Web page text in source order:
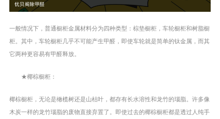
一般情况下，普通橱柜金属材料分为四种类型：棕垫橱柜，车轮橱柜和树脂橱
柜。其中，车轮橱柜几乎不可能产生甲醛，即使车轮就是简单的钛金属，而其
它两种更容易有甲醛释放。
★椰棕橱柜：
椰棕橱柜，无论是橄榄树还是山枯叶，都存有长水溶性和龙竹的瑙脂。许多像
木炭一样的龙竹瑙脂的废物直接弃置了。即使过去的椰棕橱柜都是透过人纯手